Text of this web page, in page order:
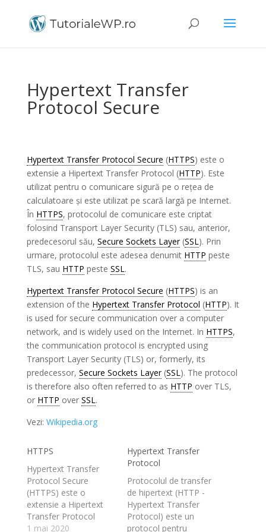
Hypertext Transfer
Protocol Secure
Hypertext Transfer Protocol Secure (HTTPS) este o
extensie a Hipertext Transfer Protocol (HTTP). Este
utilizat pentru o comunicare sigură pe o rețea de
calculatoare și este utilizat pe scară largă pe Internet.
În HTTPS, protocolul de comunicare este criptat
folosind Transport Layer Security (TLS) sau, anterior,
predecesorul său, Secure Sockets Layer(SSL). Prin
urmare, protocolul este adesea denumit HTTP peste
TLS, sau HTTP peste SSL.
Hypertext Transfer Protocol Secure (HTTPS) is an
extension of the Hypertext Transfer Protocol (HTTP). It
is used for secure communication over a computer
network, and is widely used on the Internet. In HTTPS,
the communication protocol is encrypted using
Transport Layer Security (TLS) or, formerly, its
predecessor, Secure Sockets Layer(SSL). The protocol
is therefore also often referred to as HTTP over TLS,
or HTTP over SSL.
Vezi: Wikipedia.org
HTTPS
Hypertext Transfer
Protocol Secure
(HTTPS) este o
extensie a Hipertext
Transfer Protocol
(HTTP). Este utilizat
1 mai 2020
Hypertext Transfer
Protocol
Protocolul de transfer
de hipertext (HTTP -
Hypertext Transfer
Protocol) este un
protocol pentru